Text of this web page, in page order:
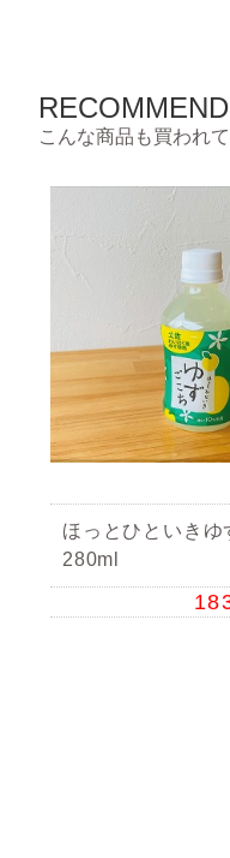
こんな商品も買われ
ほっとひといきゆ
280ml